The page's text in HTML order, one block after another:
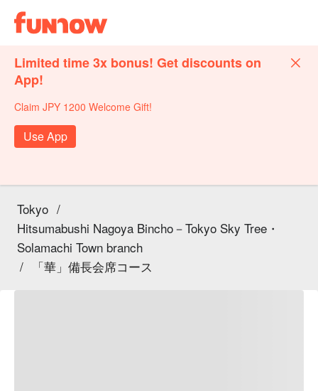
Limited time 3x bonus! Get discounts on
App!
Claim JPY 1200 Welcome Gift!
Use App
Tokyo /
Hitsumabushi Nagoya Bincho－Tokyo Sky Tree・
Solamachi Town branch
/
「華」備長会席コース